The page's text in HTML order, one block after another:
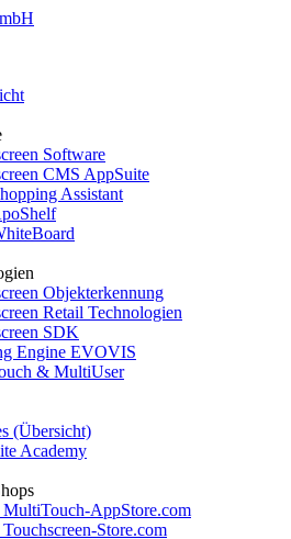
Software
CMS AppSuite
Assistant
Objekterkennung
Retail Technologien
SDK
Engine EVOVIS
& MultiUser
(Übersicht)
Academy